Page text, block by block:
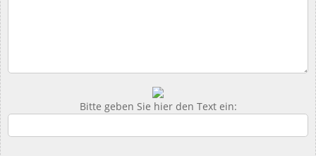
Bitte geben Sie hier den Text ein: